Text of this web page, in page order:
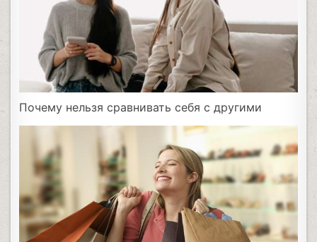
Почему нельзя сравнивать себя с другими